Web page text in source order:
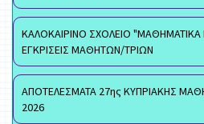
ΚΑΛΟΚΑΙΡΙΝΟ ΣΧΟΛΕΙΟ "ΜΑΘΗΜΑΤΙΚΑ
ΕΓΚΡΙΣΕΙΣ ΜΑΘΗΤΩΝ/ΤΡΙΩΝ
ΑΠΟΤΕΛΕΣΜΑΤΑ 27ης ΚΥΠΡΙΑΚΗΣ
2026